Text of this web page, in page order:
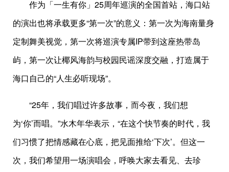
作为「一生有你」25周年巡演的全国首站，海口站
的演出也将承载更多“第一次”的意义：第一次为海南量身
定制舞美视觉，第一次将巡演专属IP带到这座热带岛
屿，第一次让椰风海韵与校园民谣深度交融，打造属于
海口自己的“人生必听现场”。
“25年，我们唱过许多故事，而今夜，我们想
为‘你’而唱。”水木年华表示，“在这个快节奏的时代，我
们习惯了把情感藏在心底，把见面推给‘下次’。但这一
次，我们希望用一场演唱会，呼唤大家去看见、去珍